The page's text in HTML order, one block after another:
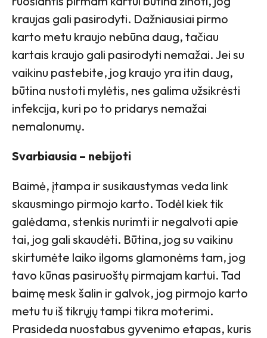
kraujas gali pasirodyti. Dažniausiai pirmo
karto metu kraujo nebūna daug, tačiau
kartais kraujo gali pasirodyti nemažai. Jei su
vaikinu pastebite, jog kraujo yra itin daug,
būtina nustoti mylėtis, nes galima užsikrėsti
infekcija, kuri po to pridarys nemažai
nemalonumų.
Svarbiausia – nebijoti
Baimė, įtampa ir susikaustymas veda link
skausmingo pirmojo karto. Todėl kiek tik
galėdama, stenkis nurimti ir negalvoti apie
tai, jog gali skaudėti. Būtina, jog su vaikinu
skirtumėte laiko ilgoms glamonėms tam, jog
tavo kūnas pasiruoštų pirmajam kartui. Tad
baimę mesk šalin ir galvok, jog pirmojo karto
metu tu iš tikrųjų tampi tikra moterimi.
Prasideda nuostabus gyvenimo etapas, kuris